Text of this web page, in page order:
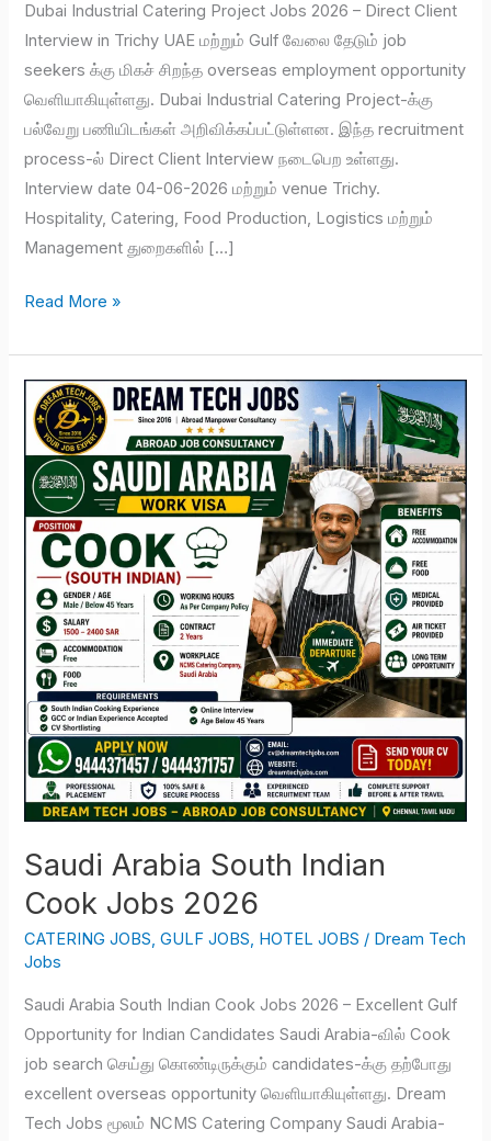
Dubai Industrial Catering Project Jobs 2026 – Direct Client
Interview in Trichy UAE மற்றும் Gulf வேலை தேடும் job
seekers க்கு மிகச் சிறந்த overseas employment opportunity
வெளியாகியுள்ளது. Dubai Industrial Catering Project-க்கு
பல்வேறு பணியிடங்கள் அறிவிக்கப்பட்டுள்ளன. இந்த recruitment
process-ல் Direct Client Interview நடைபெற உள்ளது.
Interview date 04-06-2026 மற்றும் venue Trichy.
Hospitality, Catering, Food Production, Logistics மற்றும்
Management துறைகளில் […]
Read More »
Saudi Arabia South Indian
Cook Jobs 2026
CATERING JOBS,GULF JOBS, HOTEL JOBS / Dream Tech
Jobs
Saudi Arabia South Indian Cook Jobs 2026 – Excellent Gulf
Opportunity for Indian Candidates Saudi Arabia-வில் Cook
job search செய்து கொண்டிருக்கும் candidates-க்கு தற்போது
excellent overseas opportunity வெளியாகியுள்ளது. Dream
Tech Jobs மூலம் NCMS Catering Company Saudi Arabia-
Saudi
Arabia
South
Indian
Cook
Jobs
2026